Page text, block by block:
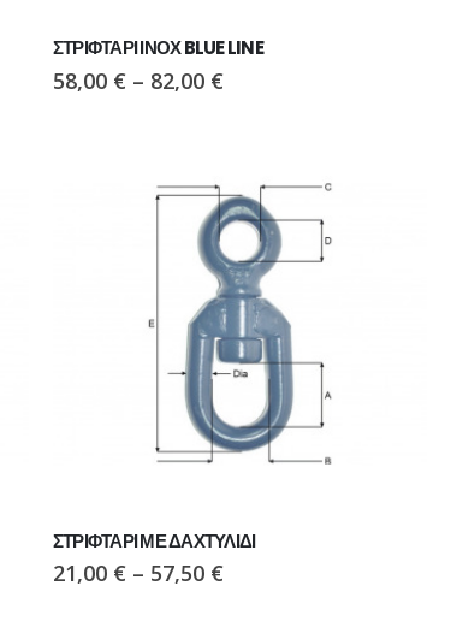
ΣΤΡΙΦΤΑΡΙ ΙΝΟΧ BLUE LINE
58,00 €– 82,00 €
ΣΤΡΙΦΤΑΡΙ ΜΕ ΔΑΧΤΥΛΙΔΙ
21,00 €– 57,50 €